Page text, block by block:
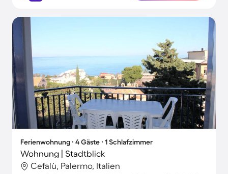
Ferienwohnung ∙ 4 Gäste ∙ 1 Schlafzimmer
Wohnung | Stadtblick
Cefalù, Palermo, Italien